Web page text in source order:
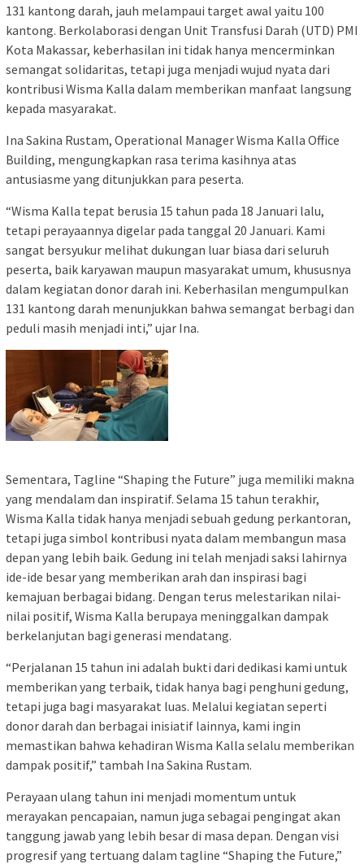
131 kantong darah, jauh melampaui target awal yaitu 100
kantong. Berkolaborasi dengan Unit Transfusi Darah (UTD) PMI
Kota Makassar, keberhasilan ini tidak hanya mencerminkan
semangat solidaritas, tetapi juga menjadi wujud nyata dari
kontribusi Wisma Kalla dalam memberikan manfaat langsung
kepada masyarakat.
Ina Sakina Rustam, Operational Manager Wisma Kalla Office
Building, mengungkapkan rasa terima kasihnya atas
antusiasme yang ditunjukkan para peserta.
“Wisma Kalla tepat berusia 15 tahun pada 18 Januari lalu,
tetapi perayaannya digelar pada tanggal 20 Januari. Kami
sangat bersyukur melihat dukungan luar biasa dari seluruh
peserta, baik karyawan maupun masyarakat umum, khususnya
dalam kegiatan donor darah ini. Keberhasilan mengumpulkan
131 kantong darah menunjukkan bahwa semangat berbagi dan
peduli masih menjadi inti,” ujar Ina.
Sementara, Tagline “Shaping the Future” juga memiliki makna
yang mendalam dan inspiratif. Selama 15 tahun terakhir,
Wisma Kalla tidak hanya menjadi sebuah gedung perkantoran,
tetapi juga simbol kontribusi nyata dalam membangun masa
depan yang lebih baik. Gedung ini telah menjadi saksi lahirnya
ide-ide besar yang memberikan arah dan inspirasi bagi
kemajuan berbagai bidang. Dengan terus melestarikan nilai-
nilai positif, Wisma Kalla berupaya meninggalkan dampak
berkelanjutan bagi generasi mendatang.
“Perjalanan 15 tahun ini adalah bukti dari dedikasi kami untuk
memberikan yang terbaik, tidak hanya bagi penghuni gedung,
tetapi juga bagi masyarakat luas. Melalui kegiatan seperti
donor darah dan berbagai inisiatif lainnya, kami ingin
memastikan bahwa kehadiran Wisma Kalla selalu memberikan
dampak positif,” tambah Ina Sakina Rustam.
Perayaan ulang tahun ini menjadi momentum untuk
merayakan pencapaian, namun juga sebagai pengingat akan
tanggung jawab yang lebih besar di masa depan. Dengan visi
progresif yang tertuang dalam tagline “Shaping the Future,”